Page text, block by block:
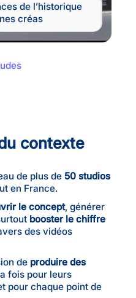
de l’historique
créas
contexte
de plus de 50 studios
en France.
le concept, générer
booster le chiffre
des vidéos
de produire des
fois pour leurs
pour chaque point de